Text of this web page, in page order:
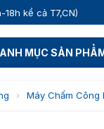
18h kể cả T7,CN)
MỤC SẢN
› Máy Chấm Công